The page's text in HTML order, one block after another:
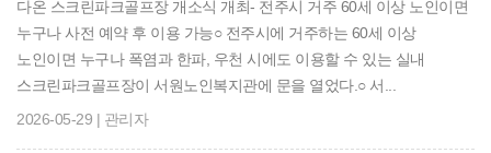
다온 스크린파크골프장 개소식 개최- 전주시 거주 60세 이상 노인이면
누구나 사전 예약 후 이용 가능○ 전주시에 거주하는 60세 이상
노인이면 누구나 폭염과 한파, 우천 시에도 이용할 수 있는 실내
스크린파크골프장이 서원노인복지관에 문을 열었다.○ 서...
2026-05-29 | 관리자